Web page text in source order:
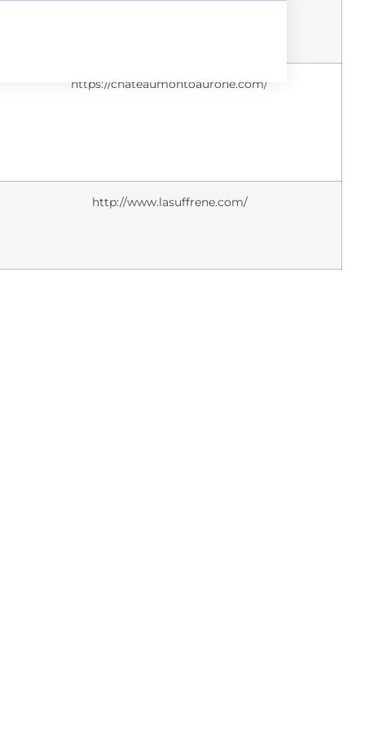
https://chateaumontoaurone.com/
http://www.lasuffrene.com/